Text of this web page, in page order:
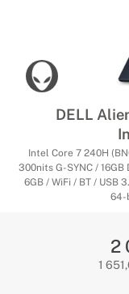
DELL
Intel Core 7 240H
300nits G-SYNC / 16GB
6GB / WiFi / BT / USB
64-
2
1